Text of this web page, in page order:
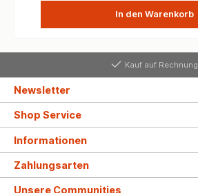
In den Warenkorb
Kauf auf Rechnung
Newsletter
Shop Service
Informationen
Zahlungsarten
Unsere Communities